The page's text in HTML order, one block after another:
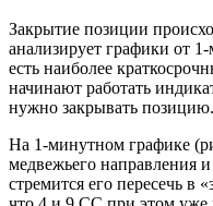
Закрытие позиции
анализирует графики от
есть наиболее
начинают работать
нужно закрывать позицию.
На 1-минутном графике
медвежьего направления
стремится его пересечь в